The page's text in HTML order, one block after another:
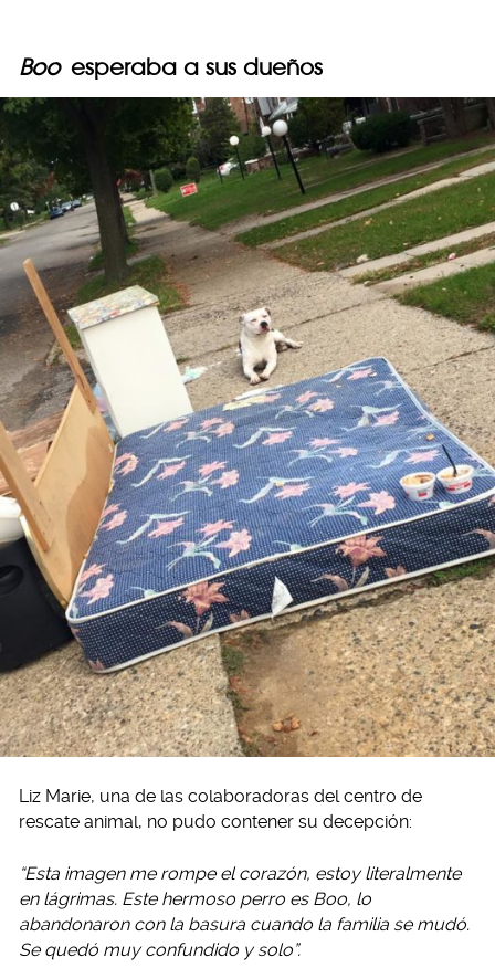
Boo esperaba a sus dueños
Liz Marie, una de las colaboradoras del centro de
rescate animal, no pudo contener su decepción:
“Esta imagen me rompe el corazón, estoy literalmente
en lágrimas. Este hermoso perro es Boo, lo
abandonaron con la basura cuando la familia se mudó.
Se quedó muy confundido y solo”.